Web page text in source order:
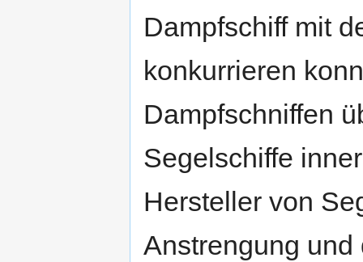
Dampfschiff mit
konkurrieren
Dampfschniffen
Segelschiffe
Hersteller von
Anstrengung